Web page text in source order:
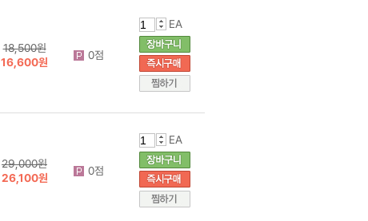
18,500원
16,600원
0점
EA
29,000원
26,100원
0점
EA